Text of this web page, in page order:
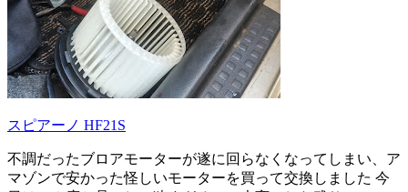
スピアーノ HF21S
不調だったブロアモーターが遂に回らなくなってしまい、ア
マゾンで安かった怪しいモーターを買って交換しました 今